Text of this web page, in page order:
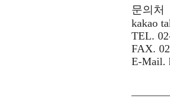
문의처
kakao
TEL.
FAX.
E-Mail.